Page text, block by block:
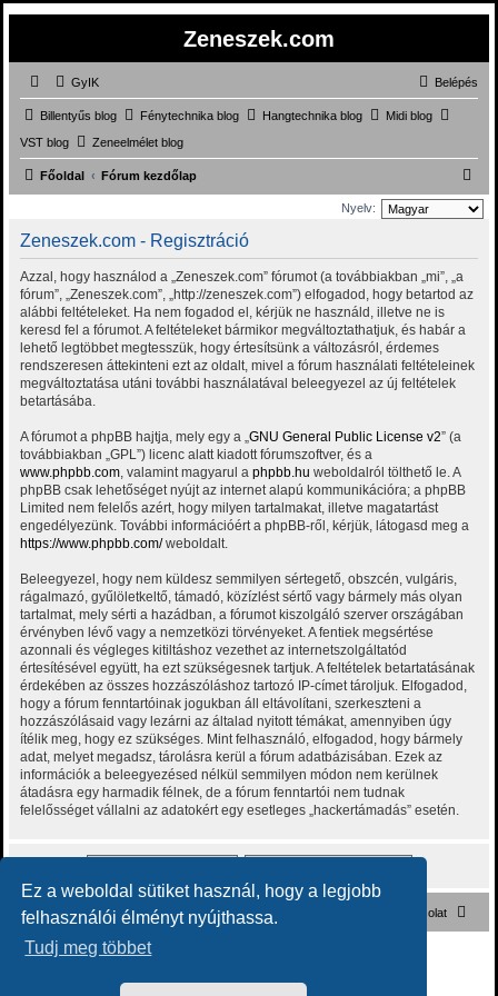
Ez a weboldal sütiket használ, hogy a legjobb
felhasználói élményt nyújthassa.
Tudj meg többet
Zeneszek.com
GyIK Belépés
Billentyűs blog Fénytechnika blog Hangtechnika blog
Midi blog
VST blog
Zeneelmélet blog
Főoldal Fórum kezdőlap
e
Nyelv:
Zeneszek.com - Regisztráció
Azzal, hogy használod a „Zeneszek.com” fórumot (a továbbiakban „mi”, „a
fórum”, „Zeneszek.com”, „http://zeneszek.com”) elfogadod, hogy betartod az
alábbi feltételeket. Ha nem fogadod el, kérjük ne használd, illetve ne is
keresd fel a fórumot. A feltételeket bármikor megváltoztathatjuk, és habár a
lehető legtöbbet megtesszük, hogy értesítsünk a változásról, érdemes
rendszeresen áttekinteni ezt az oldalt, mivel a fórum használati feltételeinek
megváltoztatása utáni további használatával beleegyezel az új feltételek
betartásába.
A fórumot a phpBB hajtja, mely egy a „GNU General Public License v2” (a
továbbiakban „GPL”) licenc alatt kiadott fórumszoftver, és a
www.phpbb.com, valamint magyarul a phpbb.hu weboldalról tölthető le. A
phpBB csak lehetőséget nyújt az internet alapú kommunikációra; a phpBB
Limited nem felelős azért, hogy milyen tartalmakat, illetve magatartást
engedélyezünk. További információért a phpBB-ről, kérjük, látogasd meg a
https://www.phpbb.com/weboldalt.
Beleegyezel, hogy nem küldesz semmilyen sértegető, obszcén, vulgáris,
rágalmazó, gyűlöletkeltő, támadó, közízlést sértő vagy bármely más olyan
tartalmat, mely sérti a hazádban, a fórumot kiszolgáló szerver országában
érvényben lévő vagy a nemzetközi törvényeket. A fentiek megsértése
azonnali és végleges kitiltáshoz vezethet az internetszolgáltatód
értesítésével együtt, ha ezt szükségesnek tartjuk. A feltételek betartatásának
érdekében az összes hozzászóláshoz tartozó IP-címet tároljuk. Elfogadod,
hogy a fórum fenntartóinak jogukban áll eltávolítani, szerkeszteni a
hozzászólásaid vagy lezárni az általad nyitott témákat, amennyiben úgy
ítélik meg, hogy ez szükséges. Mint felhasználó, elfogadod, hogy bármely
adat, melyet megadsz, tárolásra kerül a fórum adatbázisában. Ezek az
információk a beleegyezésed nélkül semmilyen módon nem kerülnek
átadásra egy harmadik félnek, de a fórum fenntartói nem tudnak
felelősséget vállalni az adatokért egy esetleges „hackertámadás” esetén.
Főoldal Fórum kezdőlap Kapcsolat
Powered by